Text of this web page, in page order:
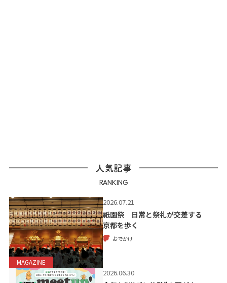
人気記事
RANKING
MAGAZINE
2026.07.21
祇園祭 日常と祭礼が交差する
京都を歩く
おでかけ
2026.06.30